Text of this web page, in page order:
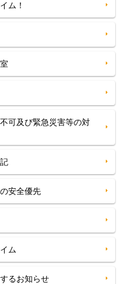
ム！
可及び緊急災害等の対
安全優先
ム
るお知らせ